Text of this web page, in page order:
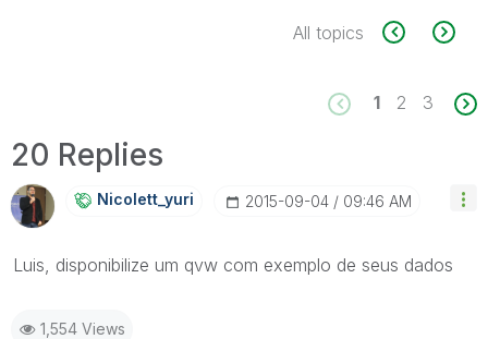
All topics
1 2 3
20 Replies
Nicolett_yuri ‎2015-09-04 09:46 AM
Luis, disponibilize um qvw com exemplo de seus dados
1,554 Views